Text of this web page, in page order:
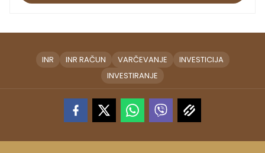
INR INR RAČUN VARČEVANJE
INVESTICIJA
INVESTIRANJE